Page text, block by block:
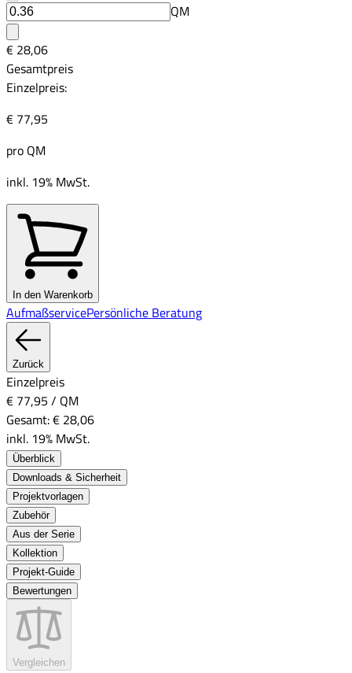
QM
€ 28,06
Gesamtpreis
Einzelpreis:
€ 77,95
pro QM
inkl. 19% MwSt.
In den Warenkorb
AufmaßservicePersönliche Beratung
Zurück
Einzelpreis
€ 77,95 / QM
Gesamt:€ 28,06
inkl. 19% MwSt.
Überblick
Downloads & Sicherheit
Projektvorlagen
Zubehör
Aus der Serie
Kollektion
Projekt-Guide
Bewertungen
Vergleichen